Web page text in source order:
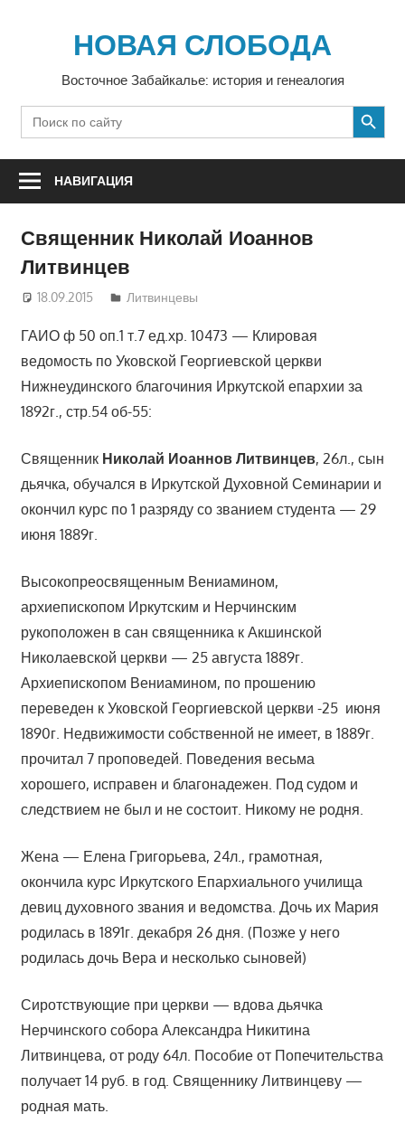
содержимомуНОВАЯ СЛОБОДА
Восточное Забайкалье: история и генеалогия
Search
for:
SEARCH BUTTON
НАВИГАЦИЯ
Священник Николай Иоаннов
Литвинцев
18.09.2015 luzgina
Литвинцевы
ГАИО ф 50 оп.1 т.7 ед.хр. 10473 — Клировая
ведомость по Уковской Георгиевской церкви
Нижнеудинского благочиния Иркутской епархии за
1892г., стр.54 об-55:
СвященникНиколай Иоаннов Литвинцев, 26л., сын
дьячка, обучался в Иркутской Духовной Семинарии и
окончил курс по 1 разряду со званием студента — 29
июня 1889г.
Высокопреосвященным Вениамином,
архиепископом Иркутским и Нерчинским
рукоположен в сан священника к Акшинской
Николаевской церкви — 25 августа 1889г.
Архиепископом Вениамином, по прошению
переведен к Уковской Георгиевской церкви -25 июня
1890г. Недвижимости собственной не имеет, в 1889г.
прочитал 7 проповедей. Поведения весьма
хорошего, исправен и благонадежен. Под судом и
следствием не был и не состоит. Никому не родня.
Жена — Елена Григорьева, 24л., грамотная,
окончила курс Иркутского Епархиального училища
девиц духовного звания и ведомства. Дочь их Мария
родилась в 1891г. декабря 26 дня. (Позже у него
родилась дочь Вера и несколько сыновей)
Сиротствующие при церкви — вдова дьячка
Нерчинского собора Александра Никитина
Литвинцева, от роду 64л. Пособие от Попечительства
получает 14 руб. в год. Священнику Литвинцеву —
родная мать.